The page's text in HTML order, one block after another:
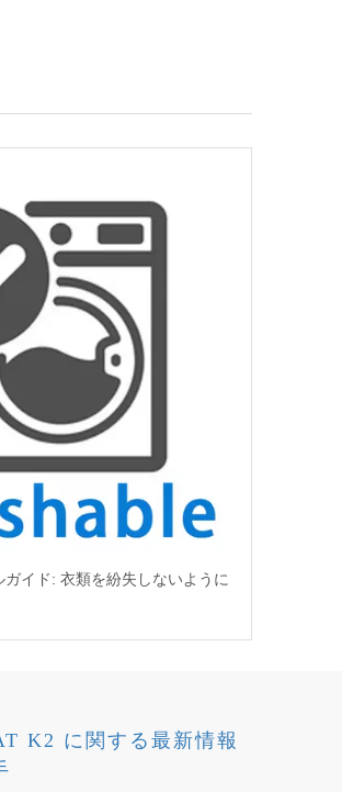
イド: 衣類を紛失しないように
K2 に関する最新情報